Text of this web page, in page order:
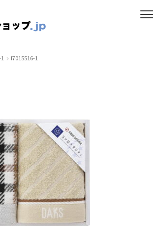
バース）
l7015516-1